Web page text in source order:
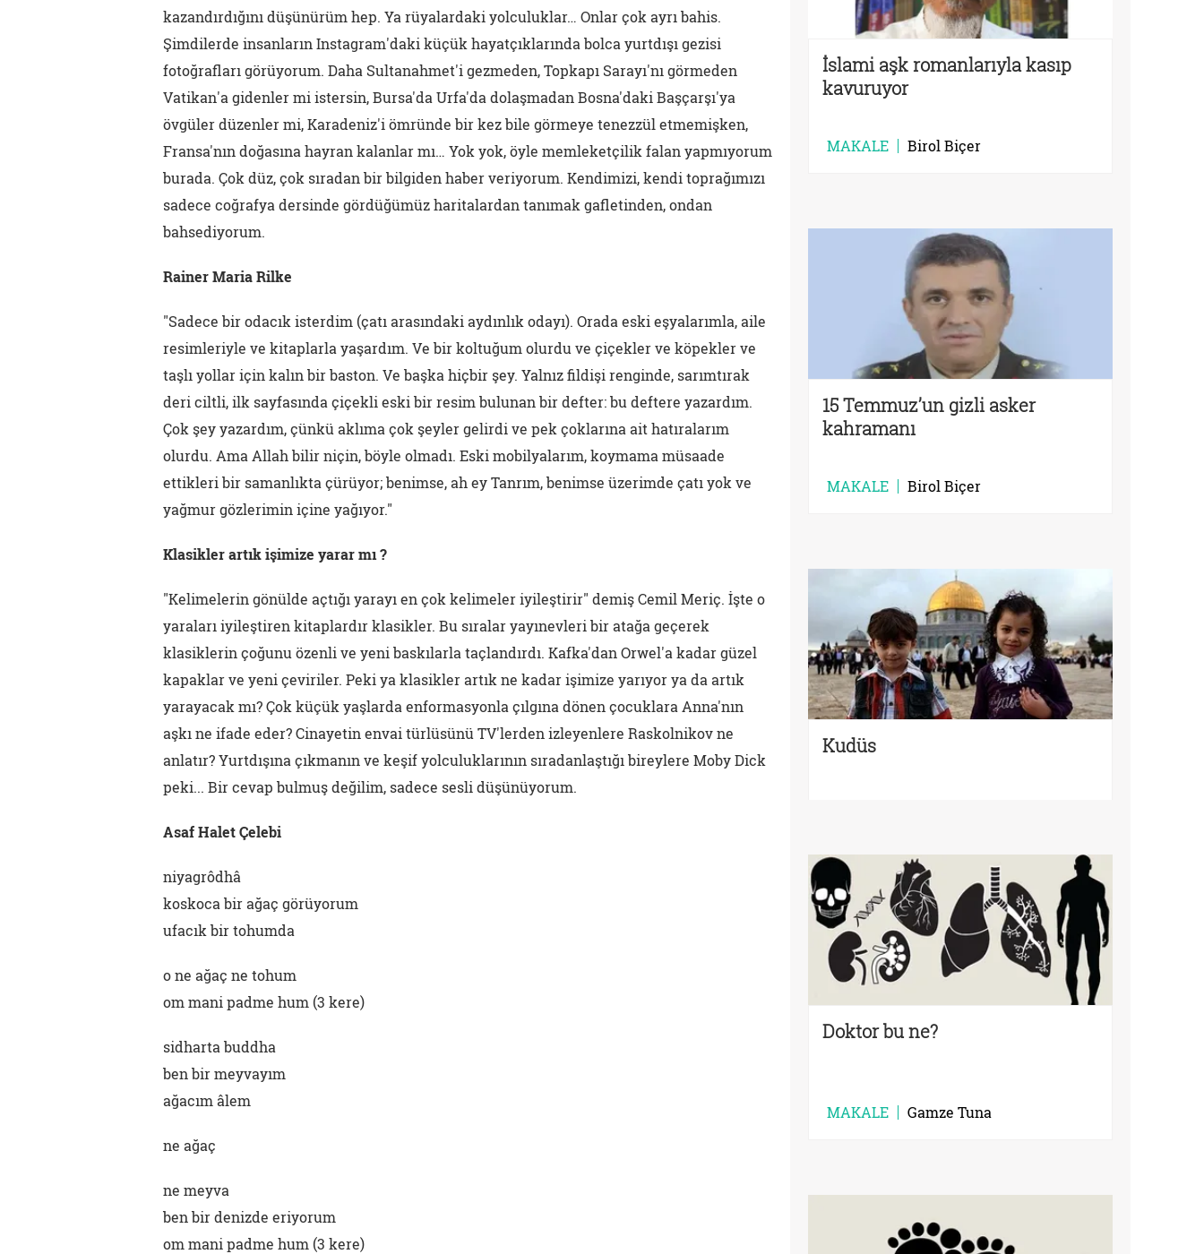
kazandırdığını düşünürüm hep. Ya rüyalardaki yolculuklar… Onlar çok ayrı bahis.
Şimdilerde insanların Instagram'daki küçük hayatçıklarında bolca yurtdışı gezisi
fotoğrafları görüyorum. Daha Sultanahmet'i gezmeden, Topkapı Sarayı'nı görmeden
Vatikan'a gidenler mi istersin, Bursa'da Urfa'da dolaşmadan Bosna'daki Başçarşı'ya
övgüler düzenler mi, Karadeniz'i ömründe bir kez bile görmeye tenezzül etmemişken,
Fransa'nın doğasına hayran kalanlar mı… Yok yok, öyle memleketçilik falan yapmıyorum
burada. Çok düz, çok sıradan bir bilgiden haber veriyorum. Kendimizi, kendi toprağımızı
sadece coğrafya dersinde gördüğümüz haritalardan tanımak gafletinden, ondan
bahsediyorum.
Rainer Maria Rilke
"Sadece bir odacık isterdim (çatı arasındaki aydınlık odayı). Orada eski eşyalarımla, aile
resimleriyle ve kitaplarla yaşardım. Ve bir koltuğum olurdu ve çiçekler ve köpekler ve
taşlı yollar için kalın bir baston. Ve başka hiçbir şey. Yalnız fildişi renginde, sarımtırak
deri ciltli, ilk sayfasında çiçekli eski bir resim bulunan bir defter: bu deftere yazardım.
Çok şey yazardım, çünkü aklıma çok şeyler gelirdi ve pek çoklarına ait hatıralarım
olurdu. Ama Allah bilir niçin, böyle olmadı. Eski mobilyalarım, koymama müsaade
ettikleri bir samanlıkta çürüyor; benimse, ah ey Tanrım, benimse üzerimde çatı yok ve
yağmur gözlerimin içine yağıyor."
Klasikler artık işimize yarar mı ?
"Kelimelerin gönülde açtığı yarayı en çok kelimeler iyileştirir" demiş Cemil Meriç. İşte o
yaraları iyileştiren kitaplardır klasikler. Bu sıralar yayınevleri bir atağa geçerek
klasiklerin çoğunu özenli ve yeni baskılarla taçlandırdı. Kafka'dan Orwel'a kadar güzel
kapaklar ve yeni çeviriler. Peki ya klasikler artık ne kadar işimize yarıyor ya da artık
yarayacak mı? Çok küçük yaşlarda enformasyonla çılgına dönen çocuklara Anna'nın
aşkı ne ifade eder? Cinayetin envai türlüsünü TV'lerden izleyenlere Raskolnikov ne
anlatır? Yurtdışına çıkmanın ve keşif yolculuklarının sıradanlaştığı bireylere Moby Dick
peki... Bir cevap bulmuş değilim, sadece sesli düşünüyorum.
Asaf Halet Çelebi
niyagrôdhâ
koskoca bir ağaç görüyorum
ufacık bir tohumda
o ne ağaç ne tohum
om mani padme hum (3 kere)
sidharta buddha
ben bir meyvayım
ağacım âlem
ne ağaç
ne meyva
ben bir denizde eriyorum
om mani padme hum (3 kere)
İslami aşk romanlarıyla kasıp
kavuruyor
MAKALE Birol Biçer
15 Temmuz’un gizli asker
kahramanı
MAKALE Birol Biçer
Kudüs
Doktor bu ne?
MAKALE Gamze Tuna